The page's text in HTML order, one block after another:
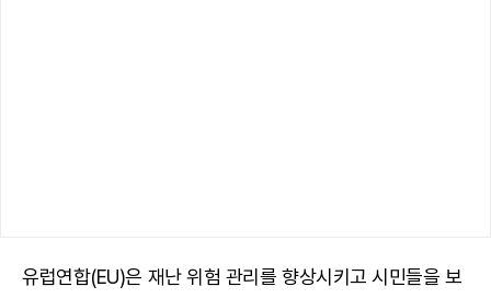
유럽연합(EU)은 재난 위험 관리를 향상시키고 시민들을 보